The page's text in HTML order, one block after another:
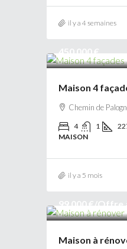
il y a 4 semaines
450 000 €
Maison 4
Chemin de
4 1
MAISON
il y a 5 mois
99 000 €/Offre
Maison à